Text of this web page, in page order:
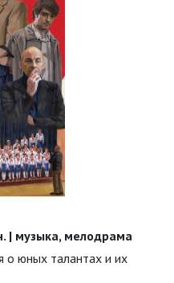
| музыка, мелодрама
о юных талантах и их